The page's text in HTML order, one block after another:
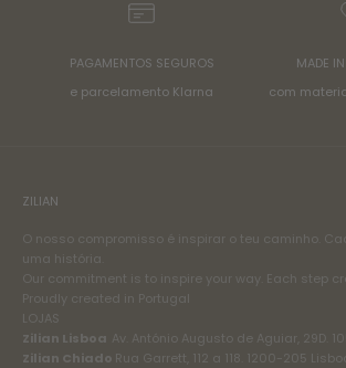
PAGAMENTOS SEGUROS
e parcelamento Klarna
MADE
com
ZILIAN
O nosso compromisso é inspirar o teu caminho.
uma história.
Our commitment is to inspire your way. Each step
Proudly created in Portugal
LOJAS
Zilian Lisboa Av. António Augusto de Aguiar, 29D.
Zilian Chiado Rua Garrett, 112 a 118. 1200-205